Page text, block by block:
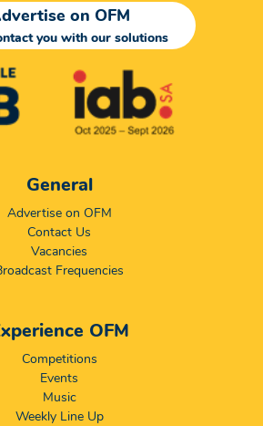
on OFM
you with our solutions
General
Advertise on OFM
Contact Us
Vacancies
Frequencies
OFM
Competitions
Events
Music
Weekly Line Up